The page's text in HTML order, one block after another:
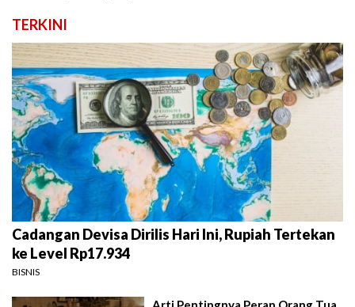
TERKINI
Cadangan Devisa Dirilis Hari Ini, Rupiah Tertekan
ke Level Rp17.934
BISNIS